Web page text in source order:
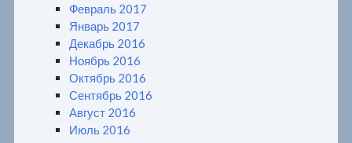
Февраль 2017
Январь 2017
Декабрь 2016
Ноябрь 2016
Октябрь 2016
Сентябрь 2016
Август 2016
Июль 2016